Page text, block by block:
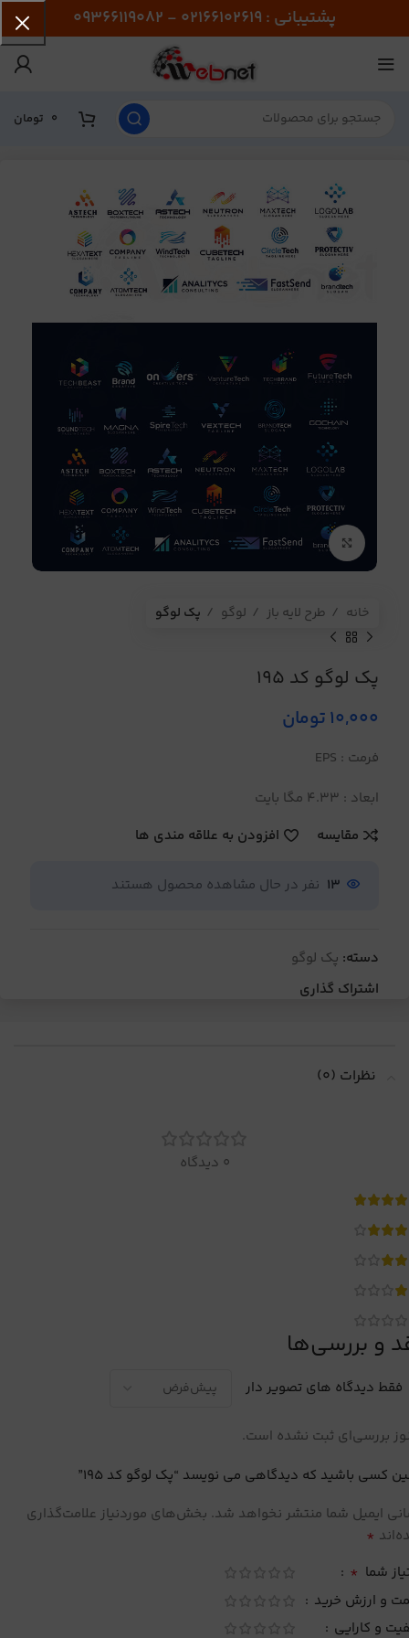
پشتیبانی : 02166102619 - 09366119082
0 تومان
برای بزرگنمایی کلیک کنید
خانه طرح لایه باز لوگو پک لوگو
پک لوگو کد 195
10,000تومان
فرمت : EPS
ابعاد : 4.33 مگا بایت
مقایسه
افزودن به علاقه مندی ها
13 نفر در حال مشاهده محصول هستند
دسته: پک لوگو
اشتراک گذاری
نظرات (0)
0 دیدگاه
و بررسی‌ها
فقط دیدگاه های تصویر دار
بررسی‌ای ثبت نشده است.
کسی باشید که دیدگاهی می نویسد “پک لوگو کد 195”
ایمیل شما منتشر نخواهد شد. بخش‌های موردنیاز علامت‌گذاری
*
شما *
و ارزش خرید
و کارایی